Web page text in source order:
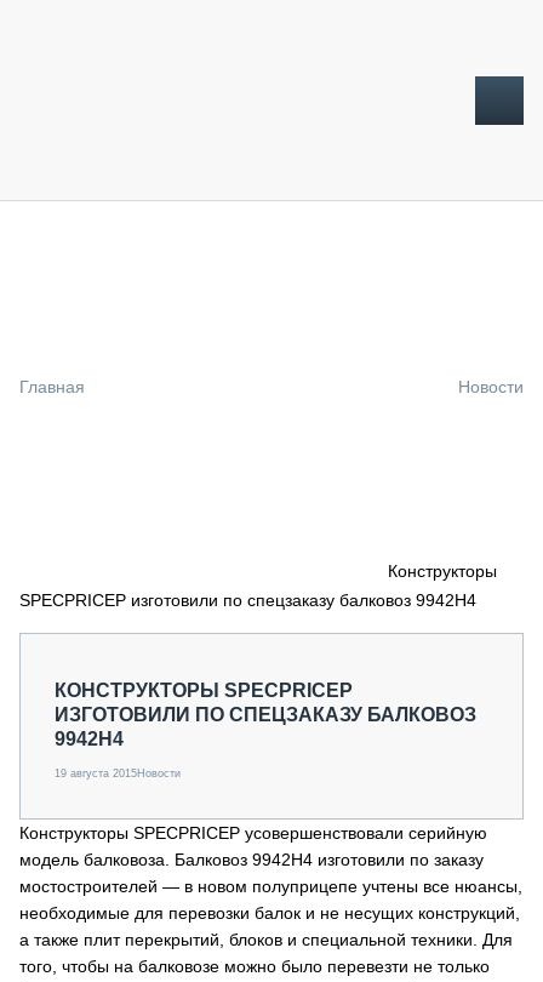
СПЕЦПРОЕКТЫ
О ПРОЕКТЕ
Главная Новости
Конструкторы
SPECPRICEP изготовили по спецзаказу балковоз 9942Н4
КОНСТРУКТОРЫ SPECPRICEP
ИЗГОТОВИЛИ ПО СПЕЦЗАКАЗУ БАЛКОВОЗ
9942Н4
19 августа 2015Новости
Конструкторы SPECPRICEP усовершенствовали серийную
модель балковоза. Балковоз 9942Н4 изготовили по заказу
мостостроителей — в новом полуприцепе учтены все нюансы,
необходимые для перевозки балок и не несущих конструкций,
а также плит перекрытий, блоков и специальной техники. Для
того, чтобы на балковозе можно было перевезти не только